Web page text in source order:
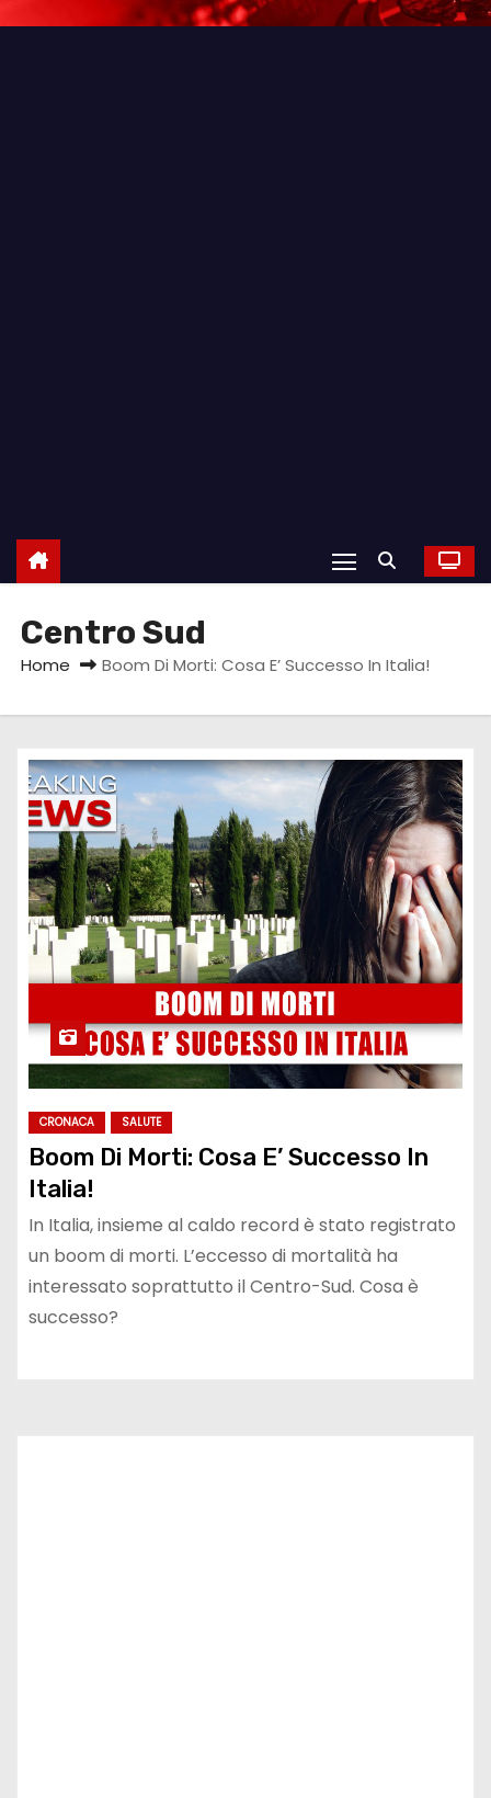
Centro Sud
Home Boom Di Morti: Cosa E’ Successo In Italia!
CRONACA SALUTE
Boom Di Morti: Cosa E’ Successo In
Italia!
In Italia, insieme al caldo record è stato registrato
un boom di morti. L’eccesso di mortalità ha
interessato soprattutto il Centro-Sud. Cosa è
successo?